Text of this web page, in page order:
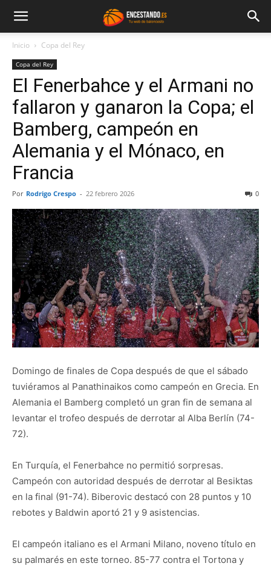
Inicio Copa del Rey
Copa del Rey
El Fenerbahce y el Armani no
fallaron y ganaron la Copa; el
Bamberg, campeón en
Alemania y el Mónaco, en
Francia
Por Rodrigo Crespo - 22 febrero 2026 0
Domingo de finales de Copa después de que el sábado
tuviéramos al Panathinaikos como campeón en Grecia. En
Alemania el Bamberg completó un gran fin de semana al
levantar el trofeo después de derrotar al Alba Berlín (74-
72).
En Turquía, el Fenerbahce no permitió sorpresas.
Campeón con autoridad después de derrotar al Besiktas
en la final (91-74). Biberovic destacó con 28 puntos y 10
rebotes y Baldwin aportó 21 y 9 asistencias.
El campeón italiano es el Armani Milano, noveno título en
su palmarés en este torneo. 85-77 contra el Tortona y